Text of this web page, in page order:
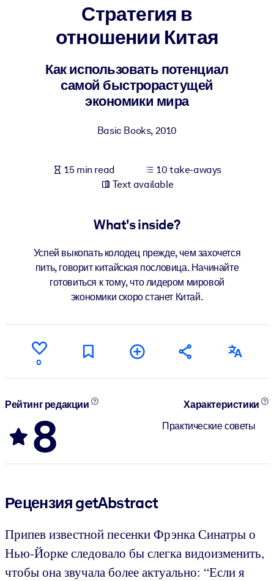
For LMS/LXP
learning results.
For Corporate Libraries
Fuel your AI systems with reliable, structured knowledge to
Стратегия в
отношении Китая
Как использовать потенциал
самой быстрорастущей
экономики мира
Basic Books, 2010
15 min read
10 take-aways
Text available
What's inside?
Успей выкопать колодец прежде, чем захочется
пить, говорит китайская пословица. Начинайте
готовиться к тому, что лидером мировой
экономики скоро станет Китай.
0
Рейтинг редакции
8
Характеристики
Практические советы
Рецензия getAbstract
Припев известной песенки Фрэнка Синатры о
Нью-Йорке следовало бы слегка видоизменить,
чтобы она звучала более актуально: “Если я